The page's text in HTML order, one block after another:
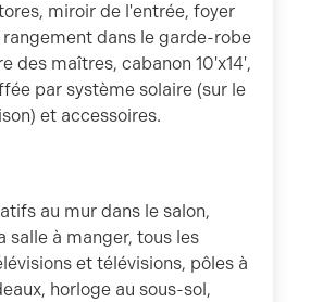
miroir de l'entrée, foyer
dans le garde-robe
des maîtres, cabanon 10'x14',
par système solaire (sur le
et accessoires.
au mur dans le salon,
salle à manger, tous les
et télévisions, pôles à
horloge au sous-sol,